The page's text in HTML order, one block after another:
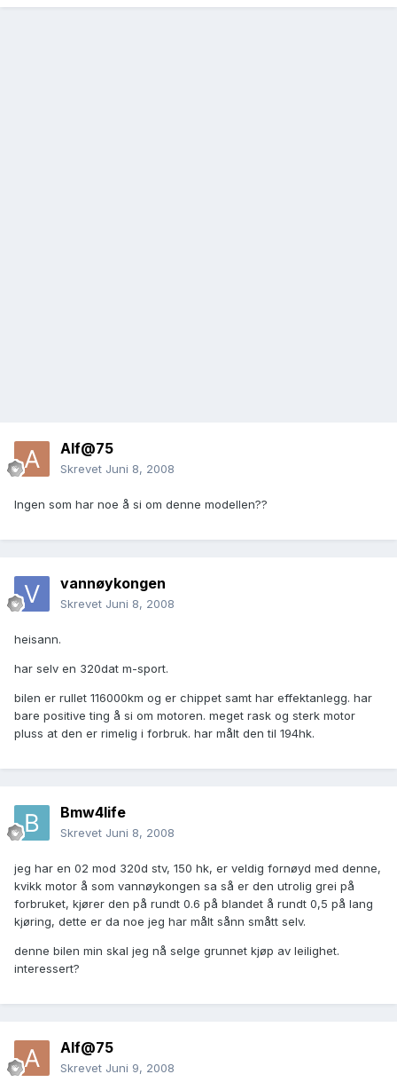
Alf@75
Skrevet Juni 8, 2008
Ingen som har noe å si om denne modellen??
vannøykongen
Skrevet Juni 8, 2008
heisann.
har selv en 320dat m-sport.
bilen er rullet 116000km og er chippet samt har effektanlegg. har
bare positive ting å si om motoren. meget rask og sterk motor
pluss at den er rimelig i forbruk. har målt den til 194hk.
Bmw4life
Skrevet Juni 8, 2008
jeg har en 02 mod 320d stv, 150 hk, er veldig fornøyd med denne,
kvikk motor å som vannøykongen sa så er den utrolig grei på
forbruket, kjører den på rundt 0.6 på blandet å rundt 0,5 på lang
kjøring, dette er da noe jeg har målt sånn smått selv.
denne bilen min skal jeg nå selge grunnet kjøp av leilighet.
interessert?
Alf@75
Skrevet Juni 9, 2008